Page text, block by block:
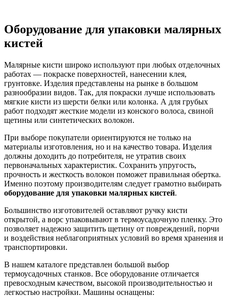
Оборудование для упаковки малярных
кистей
Малярные кисти широко используют при любых отделочных
работах — покраске поверхностей, нанесении клея,
грунтовке. Изделия представлены на рынке в большом
разнообразии видов. Так, для покраски лучше использовать
мягкие кисти из шерсти белки или колонка. А для грубых
работ подходят жесткие модели из конского волоса, свиной
щетины или синтетических волокон.
При выборе покупатели ориентируются не только на
материалы изготовления, но и на качество товара. Изделия
должны доходить до потребителя, не утратив своих
первоначальных характеристик. Сохранить упругость,
прочность и жесткость волокон поможет правильная обертка.
Именно поэтому производителям следует грамотно выбирать
оборудование для упаковки малярных кистей.
Большинство изготовителей оставляют ручку кисти
открытой, а ворс упаковывают в термоусадочную пленку. Это
позволяет надежно защитить щетину от повреждений, порчи
и воздействия неблагоприятных условий во время хранения и
транспортировки.
В нашем каталоге представлен большой выбор
термоусадочных станков. Все оборудование отличается
превосходным качеством, высокой производительностью и
легкостью настройки. Машины оснащены: